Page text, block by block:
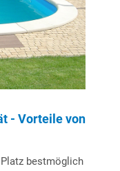
- Vorteile von
bestmöglich